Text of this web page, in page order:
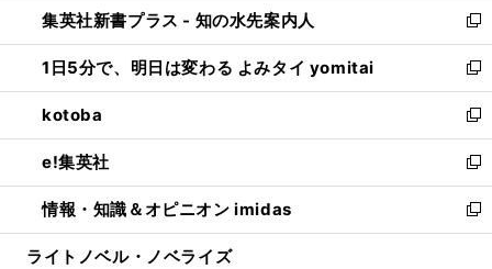
く
ド
ウ
で
開
く
ィ
ン
ド
ウ
で
開
く
い
ウ
ィ
ン
ド
ウ
で
開
く
集英社新書プラス - 知の水先案内人
新
し
い
ウ
ィ
ン
ド
ウ
で
開
1日5分で、明日は変わる よみタイ yomitai
新
し
い
ウ
ィ
ン
ド
ウ
kotoba
新
し
い
ウ
ィ
ン
e!集英社
新
し
い
ウ
情報・知識＆オピニオン imidas
新
し
ライトノベル・ノベライズ